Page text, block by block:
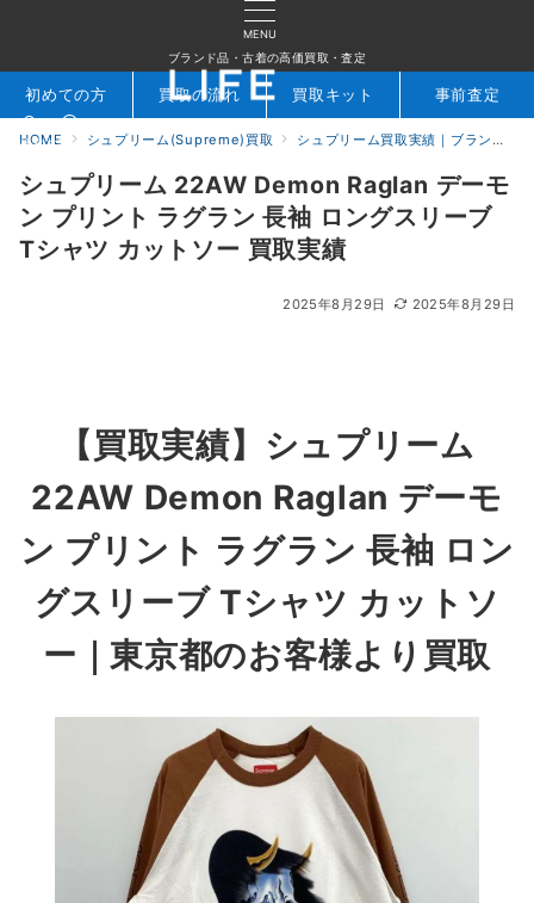
MENU
ブランド品・古着の高価買取・査定
検索 お問合せ
初めての方 買取の流れ 買取キット 事前査定
HOME シュプリーム(Supreme)買取 シュプリーム買取実績｜ブランド専門店LIFE
シュプリーム 22AW Demon Raglan デーモ
ン プリント ラグラン 長袖 ロングスリーブ
Tシャツ カットソー 買取実績
2025年8月29日 2025年8月29日
【買取実績】 シュプリーム
22AW Demon Raglan デーモ
ン プリント ラグラン 長袖 ロン
グスリーブ Tシャツ カットソ
ー ｜東京都のお客様より買取